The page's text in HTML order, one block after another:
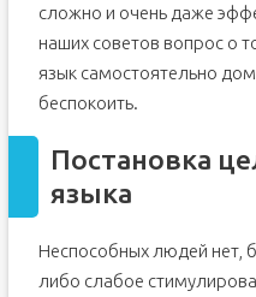
сложно и очень даже
наших советов вопрос о
язык самостоятельно
беспокоить.
Постановка
языка
Неспособных людей нет,
либо слабое